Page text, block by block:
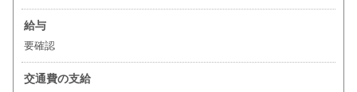
給与
要確認
交通費の支給